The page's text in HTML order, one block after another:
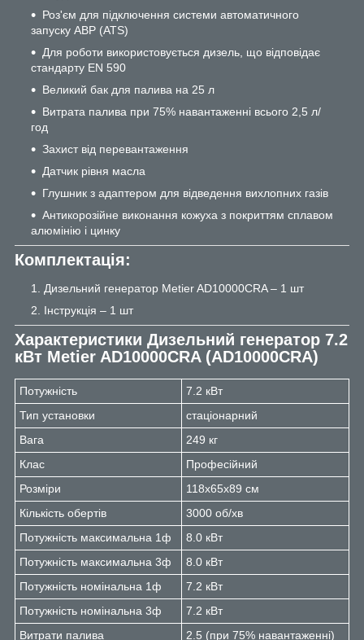
Роз'єм для підключення системи автоматичного
запуску АВР (ATS)
Для роботи використовується дизель, що відповідає
стандарту EN 590
Великий бак для палива на 25 л
Витрата палива при 75% навантаженні всього 2,5 л/
год
Захист від перевантаження
Датчик рівня масла
Глушник з адаптером для відведення вихлопних газів
Антикорозійне виконання кожуха з покриттям сплавом
алюмінію і цинку
Комплектація:
Дизельний генератор Metier AD10000CRA – 1 шт
Інструкція – 1 шт
Характеристики Дизельний генератор 7.2
кВт Metier AD10000CRA (AD10000CRA)
Потужність
7.2 кВт
Тип установки
стаціонарний
Вага
249 кг
Клас
Професійний
Розміри
118х65х89 см
Кількість обертів
3000 об/хв
Потужність максимальна 1ф
8.0 кВт
Потужність максимальна 3ф
8.0 кВт
Потужність номінальна 1ф
7.2 кВт
Потужність номінальна 3ф
7.2 кВт
Витрати палива
2.5 (при 75% навантаженні)